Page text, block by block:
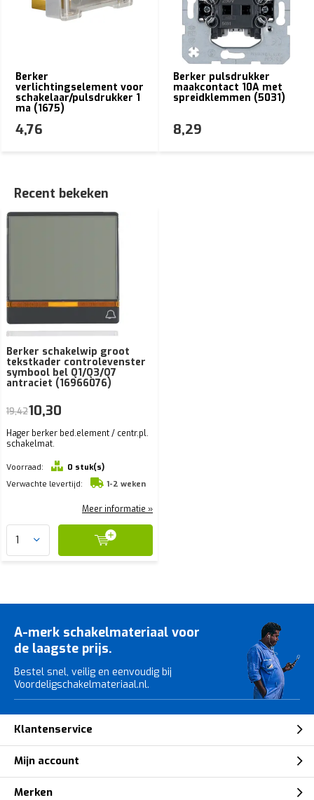
Berker
verlichtingselement voor
schakelaar/pulsdrukker 1
ma (1675)
4,76
Berker pulsdrukker
maakcontact 10A met
spreidklemmen (5031)
8,29
Recent bekeken
Berker schakelwip groot
tekstkader controlevenster
symbool bel Q1/Q3/Q7
antraciet (16966076)
Hager berker bed.element / centr.pl.
schakelmat.
Voorraad:
0 stuk(s)
Verwachte levertijd:
1-2 weken
19,4210,30
Meer informatie »
A-merk schakelmateriaal voor
de laagste prijs.
Bestel snel, veilig en eenvoudig bij
Voordeligschakelmateriaal.nl.
Klantenservice
Mijn account
Merken